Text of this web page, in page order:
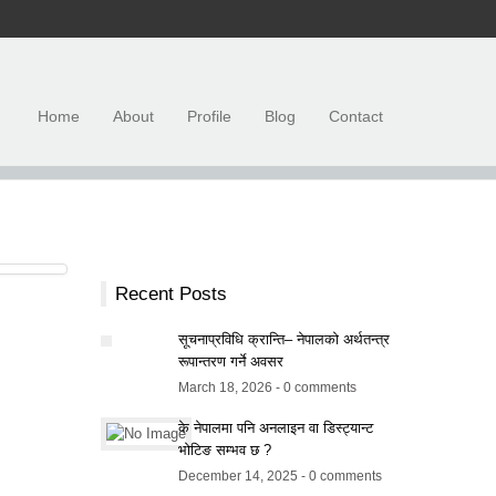
Home About Profile Blog Contact
Recent Posts
सूचनाप्रविधि क्रान्ति– नेपालको अर्थतन्त्र
रूपान्तरण गर्ने अवसर
March 18, 2026 - 0 comments
के नेपालमा पनि अनलाइन वा डिस्ट्यान्ट
भोटिङ सम्भव छ ?
December 14, 2025 - 0 comments